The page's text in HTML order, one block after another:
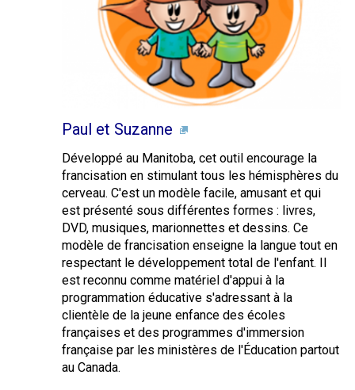
Paul et Suzanne
Développé au Manitoba, cet outil encourage la
francisation en stimulant tous les hémisphères du
cerveau. C'est un modèle facile, amusant et qui
est présenté sous différentes formes : livres,
DVD, musiques, marionnettes et dessins. Ce
modèle de francisation enseigne la langue tout en
respectant le développement total de l'enfant. Il
est reconnu comme matériel d'appui à la
programmation éducative s'adressant à la
clientèle de la jeune enfance des écoles
françaises et des programmes d'immersion
française par les ministères de l'Éducation partout
au Canada.